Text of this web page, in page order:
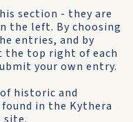
section - they are
the left. By choosing
entries, and by
the top right of each
your own entry.
historic and
in the Kythera